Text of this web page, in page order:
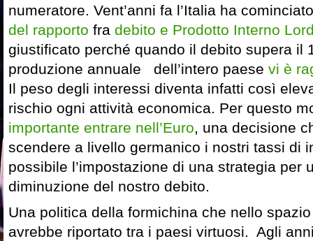
numeratore. Vent’anni fa l’Italia ha
del rapporto fra debito e Prodotto Interno
giustificato perché quando il debito supera il
produzione annuale dell’intero paese vi è
Il peso degli interessi diventa infatti così
rischio ogni attività economica. Per questo
importante entrare nell’Euro, una decisione
scendere a livello germanico i nostri tassi di
possibile l’impostazione di una strategia per
diminuzione del nostro debito.
Una politica della formichina che nello spazio
avrebbe riportato tra i paesi virtuosi. Agli